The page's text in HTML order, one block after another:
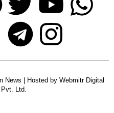
News | Hosted by Webmitr Digital
Ltd.